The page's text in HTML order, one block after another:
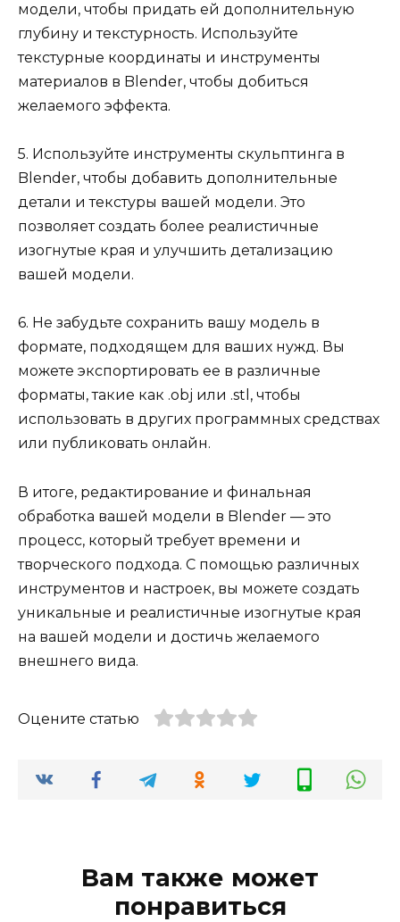
модели, чтобы придать ей дополнительную
глубину и текстурность. Используйте
текстурные координаты и инструменты
материалов в Blender, чтобы добиться
желаемого эффекта.
5. Используйте инструменты скульптинга в
Blender, чтобы добавить дополнительные
детали и текстуры вашей модели. Это
позволяет создать более реалистичные
изогнутые края и улучшить детализацию
вашей модели.
6. Не забудьте сохранить вашу модель в
формате, подходящем для ваших нужд. Вы
можете экспортировать ее в различные
форматы, такие как .obj или .stl, чтобы
использовать в других программных средствах
или публиковать онлайн.
В итоге, редактирование и финальная
обработка вашей модели в Blender — это
процесс, который требует времени и
творческого подхода. С помощью различных
инструментов и настроек, вы можете создать
уникальные и реалистичные изогнутые края
на вашей модели и достичь желаемого
внешнего вида.
Оцените статью
Вам также может
понравиться